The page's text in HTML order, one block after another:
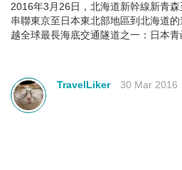
2016年3月26日，北海道新幹線新青森
串聯東京至日本東北部地區到北海道
越全球最長海底交通隧道之一：日本青
TravelLiker
30 Mar 2016